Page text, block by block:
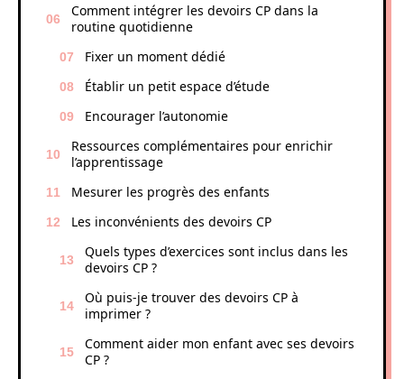
Comment intégrer les devoirs CP dans la
routine quotidienne
Fixer un moment dédié
Établir un petit espace d’étude
Encourager l’autonomie
Ressources complémentaires pour enrichir
l’apprentissage
Mesurer les progrès des enfants
Les inconvénients des devoirs CP
Quels types d’exercices sont inclus dans les
devoirs CP ?
Où puis-je trouver des devoirs CP à
imprimer ?
Comment aider mon enfant avec ses devoirs
CP ?